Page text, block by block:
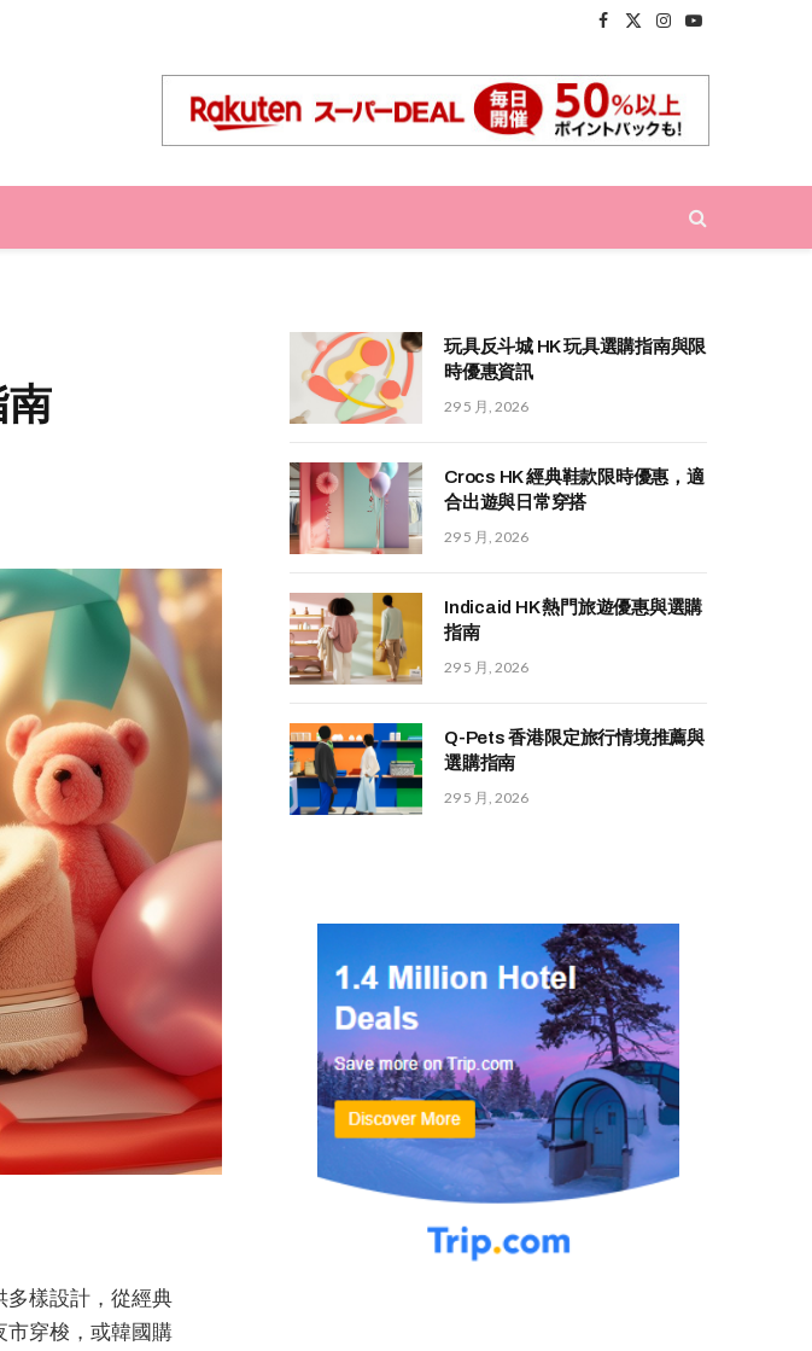
Facebook
X
Instagram
YouTube
南
多樣設計，從經典
市穿梭，或韓國購
玩具反斗城 HK 玩具選購指南與限
時優惠資訊
29 5 月, 2026
Crocs HK 經典鞋款限時優惠，適
合出遊與日常穿搭
29 5 月, 2026
Indicaid HK 熱門旅遊優惠與選購
指南
29 5 月, 2026
Q-Pets 香港限定旅行情境推薦與
選購指南
29 5 月, 2026